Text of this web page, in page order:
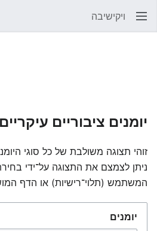
ויקישיבה
יומנים ציבוריים עיקריים
זוהי תצוגה משולבת של כל סוגי
ניתן לצמצם את התצוגה על־ידי
המשתמש (תלוי־רישיות) או הדף
יומנים